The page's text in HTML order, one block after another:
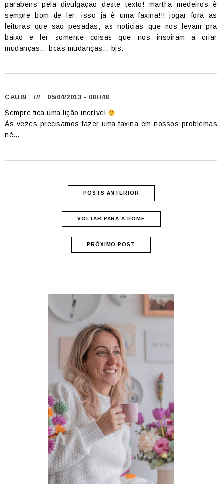
parabens pela divulgaçao deste texto! martha medeiros è
sempre bom de ler. isso ja è uma faxina!!! jogar fora as
leituras que sao pesadas, as noticias que nos levam pra
baixo e ler somente coisas que nos inspiram a criar
mudanças… boas mudanças… bjs.
CAUBI /// 05/04/2013 - 08H48
Sempre fica uma lição incrível
Às vezes precisamos fazer uma faxina em nossos problemas
né…
POSTS ANTERIOR
VOLTAR PARA A HOME
PRÓXIMO POST